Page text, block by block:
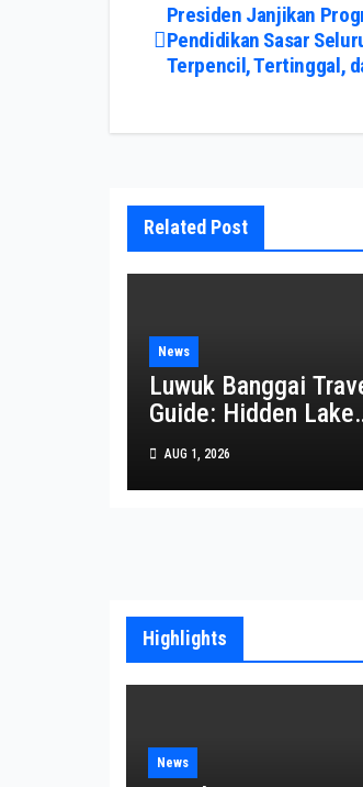
Post
navigation
Presiden Janjikan
Pendidikan Sasar
Terpencil, Tertinggal,
Related Post
News
Luwuk Banggai
Guide: Hidden
Waterfalls, and
Coastal Wonders
Await
AUG 1, 2026
Highlights
News